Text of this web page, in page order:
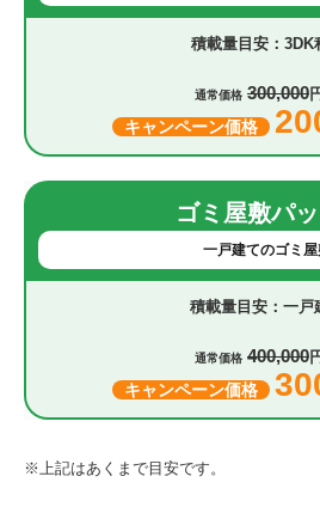
3DK
通常価格 300,000
キャンペーン価格
ゴミ屋敷パ
一戸建てのゴミ
一戸
通常価格 400,000
キャンペーン価格
※上記はあくまで目安です。